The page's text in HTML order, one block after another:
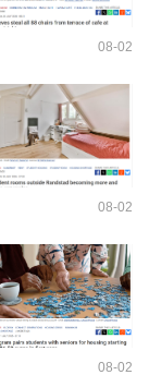
08-02
08-02
08-02